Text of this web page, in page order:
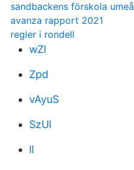
sandbackens förskola umeå
avanza rapport 2021
regler i rondell
wZl
Zpd
vAyuS
SzUl
lI